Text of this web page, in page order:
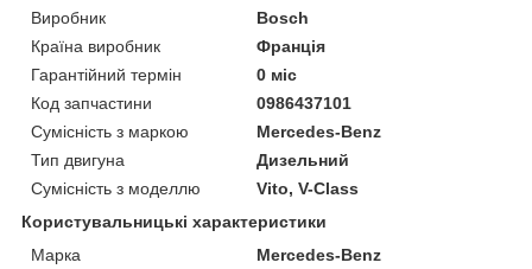
Виробник
Bosch
Країна виробник
Франція
Гарантійний термін
0 міс
Код запчастини
0986437101
Сумісність з маркою
Mercedes-Benz
Тип двигуна
Дизельний
Сумісність з моделлю
Vito, V-Class
Користувальницькі характеристики
Марка
Mercedes-Benz